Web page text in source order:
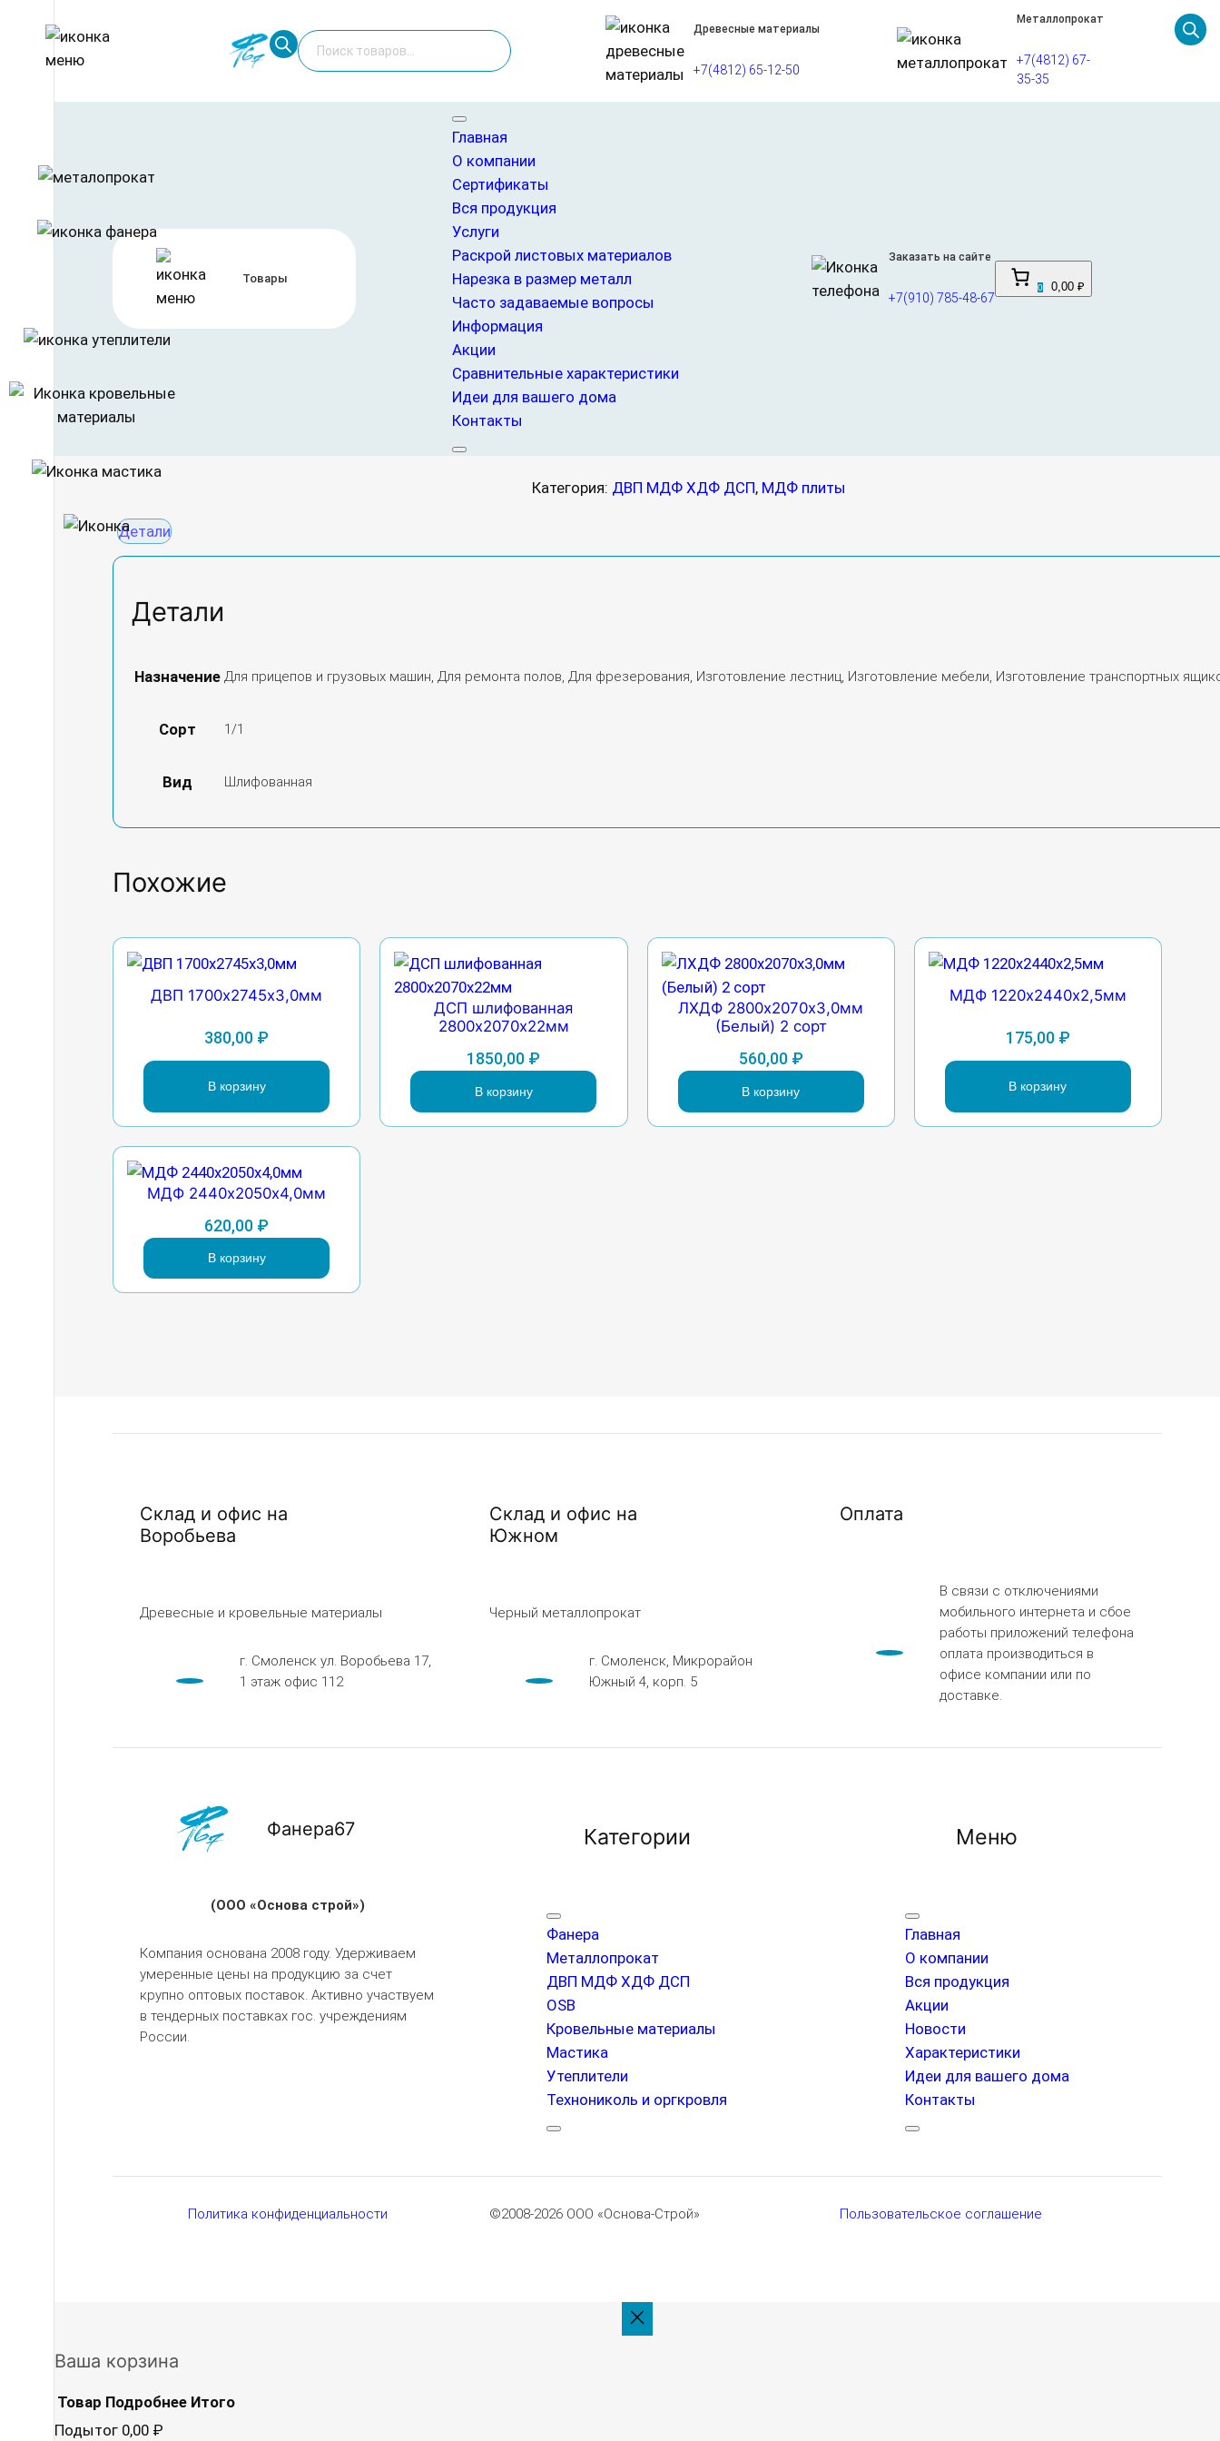
к
содержимому
Поиск
товаров
Древесные материалы
+7(4812) 65-12-50
Металлопрокат
+7(4812) 67-
35-35
Товары
Главная
О компании
Сертификаты
Вся продукция
Услуги
Раскрой листовых материалов
Нарезка в размер металл
Часто задаваемые вопросы
Информация
Акции
Сравнительные характеристики
Идеи для вашего дома
Контакты
Заказать на сайте
+7(910) 785-48-67
0 0,00 ₽
/ МДФ 2800х1300х16мм TZ (для фрезерования)
МДФ 2800х1300х16мм TZ (для фрезерования)
МДФ 2800 x 1300 x16 мм TZ — это листовой материал, изготовленный из древесных волокон под
высоким давлением и температурой. Размер листа составляет 2800 мм в длину, 1300 мм в
ширину и 16 мм в толщину. МДФ TZ отличается более высокой плотностью 780 кг/м3. Идеально
обрабатывается, позволяя создавать сложные формы и детали. Это универсальный продукт,
который широко используется в строительстве и отделке помещений.
Категория: ДВП МДФ ХДФ ДСП, МДФ плиты
Детали
Детали
Назначение Для прицепов и грузовых машин, Для ремонта полов, Для фрезерования, Изготовление лестниц, Изготовление мебели, Изготовление транспортных
Сорт 1/1
Вид Шлифованная
Похожие
ДВП 1700х2745х3,0мм
380,00 ₽
В корзину
ДСП шлифованная
2800х2070х22мм
1850,00 ₽
В корзину
ЛХДФ 2800х2070х3,0мм
(Белый) 2 сорт
560,00 ₽
В корзину
МДФ 1220х2440х2,5мм
175,00 ₽
В корзину
МДФ 2440х2050х4,0мм
620,00 ₽
В корзину
Склад и офис на
Воробьева
Древесные и кровельные материалы
г. Смоленск ул. Воробьева 17,
1 этаж офис 112
Склад и офис на
Южном
Черный металлопрокат
г. Смоленск, Микрорайон
Южный 4, корп. 5
Оплата
В связи с отключениями
мобильного интернета и сбое
работы приложений телефона
оплата производиться в
офисе компании или по
доставке.
Фанера67
(ООО «Основа строй»)
Компания основана 2008 году. Удерживаем
умеренные цены на продукцию за счет
крупно оптовых поставок. Активно участвуем
в тендерных поставках гос. учреждениям
России.
Категории
Фанера
Металлопрокат
ДВП МДФ ХДФ ДСП
OSB
Кровельные материалы
Мастика
Утеплители
Технониколь и оргкровля
Меню
Главная
О компании
Вся продукция
Акции
Новости
Характеристики
Идеи для вашего дома
Контакты
Политика конфиденциальности ©2008-2026 ООО «Основа-Строй» Пользовательское соглашение
Ваша корзина
Товар Подробнее Итого
Подытог 0,00 ₽